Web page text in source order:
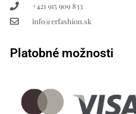
+421 915 909 833
info@erfashion.sk
Platobné možnosti